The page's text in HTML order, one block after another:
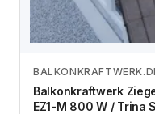
Balkonkraftwerk
EZ1-M 800 W / Trina